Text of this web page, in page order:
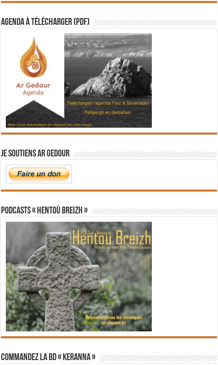
Agenda à télécharger (PDF)
Je soutiens Ar Gedour
PODCASTS « Hentoù Breizh »
Commandez la BD « Keranna »